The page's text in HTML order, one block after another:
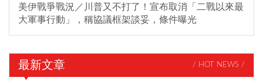
美伊戰爭戰況／川普又不打了！宣布取消「二戰以來最
大軍事行動」，稱協議框架談妥，條件曝光
最新文章 / HOT NEWS /